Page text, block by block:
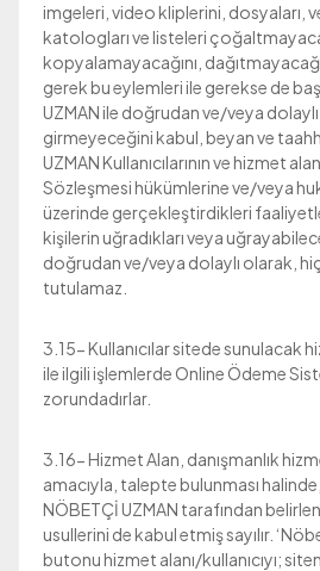
imgeleri, video kliplerini, dosyaları,
katologları ve listeleri
kopyalamayacağını,
gerek bu eylemleri ile gerekse de
UZMAN ile doğrudan ve/veya
girmeyeceğini kabul, beyan ve
UZMAN Kullanıcılarının ve hizmet
Sözleşmesi hükümlerine ve/veya
üzerinde gerçekleştirdikleri
kişilerin uğradıkları veya
doğrudan ve/veya dolaylı olarak,
tutulamaz.
3.15- Kullanıcılar sitede sunulacak
ile ilgili işlemlerde Online Ödeme
zorundadırlar.
3.16- Hizmet Alan, danışmanlık
amacıyla, talepte bulunması halinde,
NÖBETÇİ UZMAN tarafından
usullerini de kabul etmiş sayılır.
butonu hizmet alanı/kullanıcıyı;